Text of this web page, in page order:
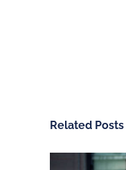
Related Posts